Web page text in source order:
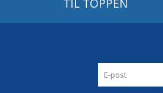
TIL TOPPEN